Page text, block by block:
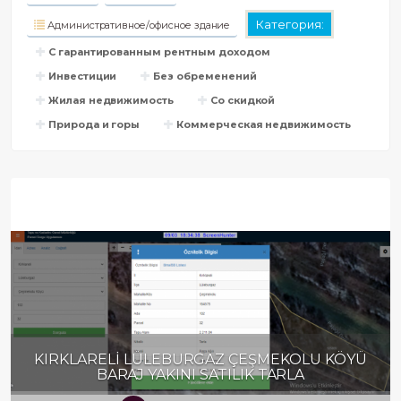
Административное/офисное здание Категория:
С гарантированным рентным доходом
Инвестиции
Без обременений
Жилая недвижимость
Со скидкой
Природа и горы
Коммерческая недвижимость
LÜLEBURGAZ ÇEŞMEKOLU KÖYÜ
BARAJ YAKINI SATILIK TARLA